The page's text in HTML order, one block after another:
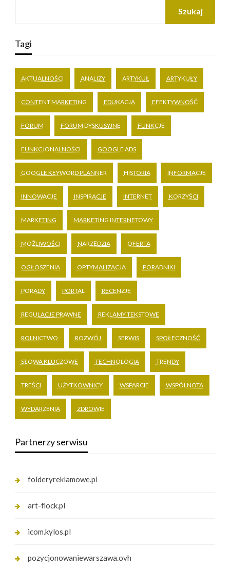
Szukaj
Tagi
AKTUALNOŚCI ANALIZY ARTYKUŁ ARTYKUŁY
CONTENT MARKETING EDUKACJA EFEKTYWNOŚĆ
FORUM FORUM DYSKUSYJNE FUNKCJE
FUNKCJONALNOŚCI GOOGLE ADS
GOOGLE KEYWORD PLANNER HISTORIA INFORMACJE
INNOWACJE INSPIRACJE INTERNET KORZYŚCI
MARKETING MARKETING INTERNETOWY
MOŻLIWOŚCI NARZĘDZIA OFERTA
OGŁOSZENIA OPTYMALIZACJA PORADNIKI
PORADY PORTAL RECENZJE
REGULACJE PRAWNE REKLAMY TEKSTOWE
ROLNICTWO ROZWÓJ SERWIS SPOŁECZNOŚĆ
SŁOWA KLUCZOWE TECHNOLOGIA TRENDY
TREŚCI UŻYTKOWNICY WSPARCIE WSPÓLNOTA
WYDARZENIA ZDROWIE
Partnerzy serwisu
folderyreklamowe.pl
art-flock.pl
icom.kylos.pl
pozycjonowaniewarszawa.ovh